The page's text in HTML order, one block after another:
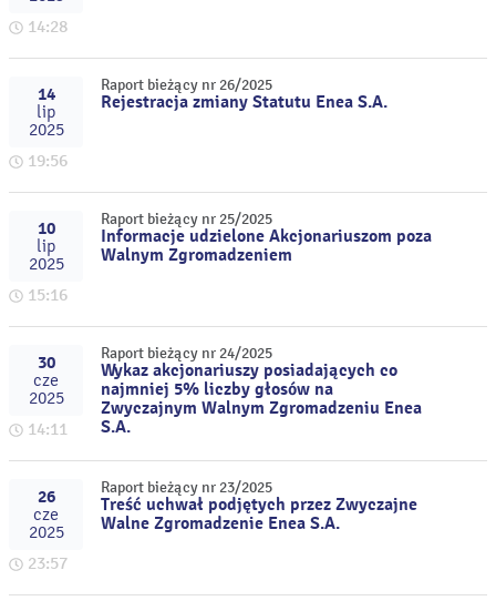
14:28
14
lip
2025
19:56
Raport bieżący nr 26/2025
Rejestracja zmiany Statutu Enea S.A.
10
lip
2025
15:16
Raport bieżący nr 25/2025
Informacje udzielone Akcjonariuszom poza
Walnym Zgromadzeniem
30
cze
2025
14:11
Raport bieżący nr 24/2025
Wykaz akcjonariuszy posiadających co
najmniej 5% liczby głosów na
Zwyczajnym Walnym Zgromadzeniu Enea
S.A.
26
cze
2025
23:57
Raport bieżący nr 23/2025
Treść uchwał podjętych przez Zwyczajne
Walne Zgromadzenie Enea S.A.